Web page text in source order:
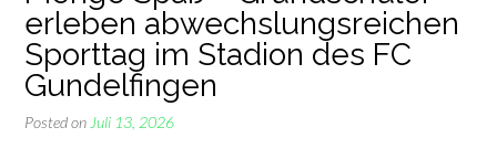
erleben abwechslungsreichen
Sporttag im Stadion des FC
Gundelfingen
Posted on Juli 13, 2026